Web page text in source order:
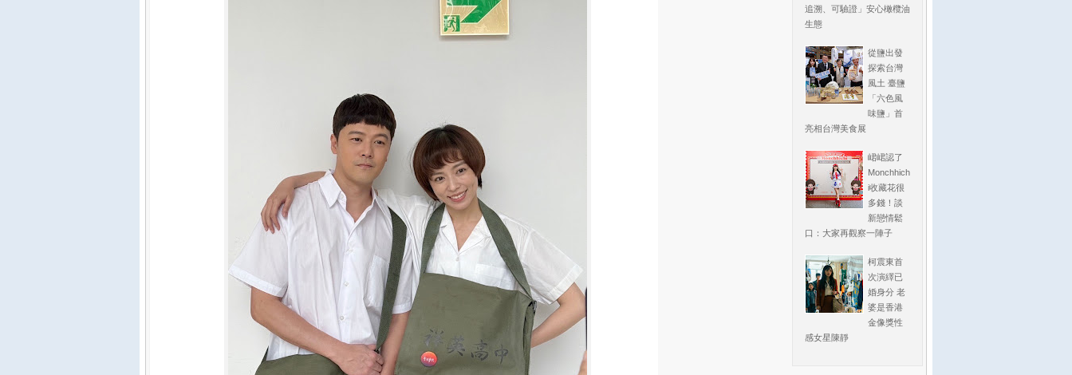
追溯、可驗證」安心橄欖油
生態
從鹽出發
探索台灣
風土 臺鹽
「六色風
味鹽」首
亮相台灣美食展
峮峮認了
Monchhich
i收藏花很
多錢！談
新戀情鬆
口：大家再觀察一陣子
柯震東首
次演繹已
婚身分 老
婆是香港
金像獎性
感女星陳靜